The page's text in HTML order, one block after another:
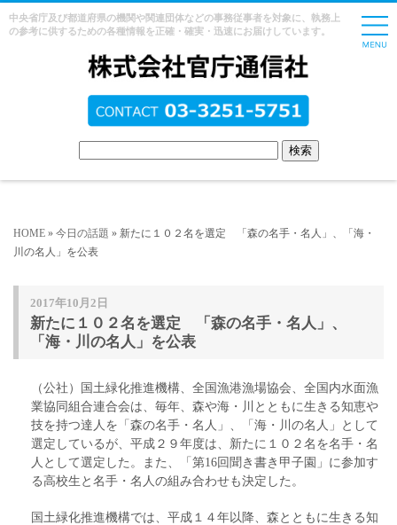
中央省庁及び都道府県の機関や関連団体などの事務従事者を対象に、執務上
の参考に供するための各種情報を正確・確実・迅速にお届けしています。
HOME » 今日の話題 » 新たに１０２名を選定 「森の名手・名人」、「海・
川の名人」を公表
2017年10月2日
新たに１０２名を選定 「森の名手・名人」、
「海・川の名人」を公表
（公社）国土緑化推進機構、全国漁港漁場協会、全国内水面漁
業協同組合連合会は、毎年、森や海・川とともに生きる知恵や
技を持つ達人を「森の名手・名人」、「海・川の名人」として
選定しているが、平成２９年度は、新たに１０２名を名手・名
人として選定した。また、「第16回聞き書き甲子園」に参加す
る高校生と名手・名人の組み合わせも決定した。
国土緑化推進機構では、平成１４年以降、森とともに生きる知